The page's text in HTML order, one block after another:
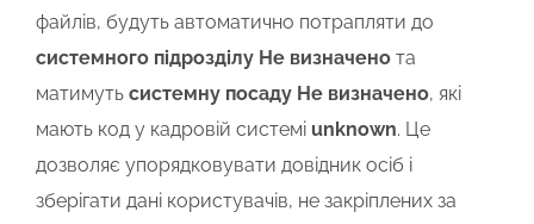
файлів, будуть автоматично потрапляти до
системного підрозділу Не визначено та
матимуть системну посаду Не визначено, які
мають код у кадровій системі unknown. Це
дозволяє упорядковувати довідник осіб і
зберігати дані користувачів, не закріплених за